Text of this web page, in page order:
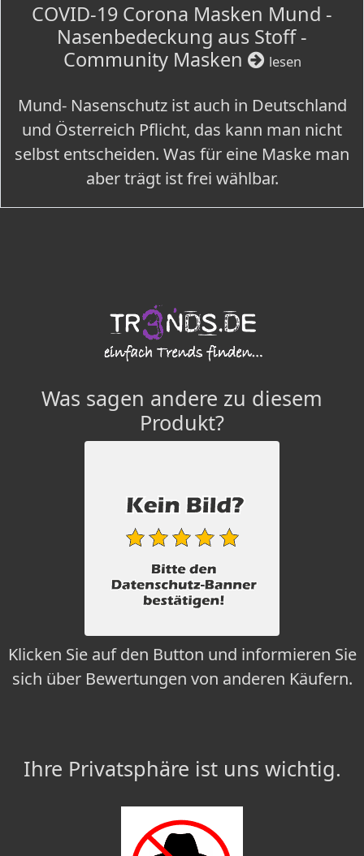
COVID-19 Corona Masken Mund -
Nasenbedeckung aus Stoff -
Community Masken
lesen
Mund- Nasenschutz ist auch in Deutschland
und Österreich Pflicht, das kann man nicht
selbst entscheiden. Was für eine Maske man
aber trägt ist frei wählbar.
Was sagen andere zu diesem
Produkt?
Klicken Sie auf den Button und informieren Sie
sich über Bewertungen von anderen Käufern.
Ihre Privatsphäre ist uns wichtig.